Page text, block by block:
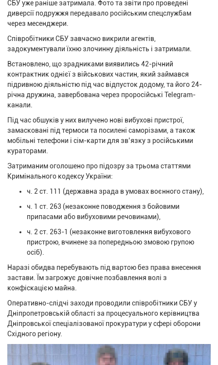
СБУ уже раніше затримала. Фото та звіти про проведені
диверсії подружжя передавало російським спецслужбам
через месенджери.
Співробітники СБУ завчасно викрили агентів,
задокументували їхню злочинну діяльність і затримали.
Встановлено, що зрадниками виявились 42-річний
контрактник однієї з військових частин, який займався
підривною діяльністю під час відпусток додому, та його 24-
річна дружина, завербована через проросійські Telegram-
канали.
Під час обшуків у них вилучено нові вибухові пристрої,
замасковані під термоси та посилені саморізами, а також
мобільні телефони і сім-карти для зв’язку з російськими
кураторами.
Затриманим оголошено про підозру за трьома статтями
Кримінального кодексу України:
ч. 2 ст. 111 (державна зрада в умовах воєнного стану),
ч. 1 ст. 263 (незаконне поводження з бойовими
припасами або вибуховими речовинами),
ч. 2 ст. 263-1 (незаконне виготовлення вибухового
пристрою, вчинене за попередньою змовою групою
осіб).
Наразі обидва перебувають під вартою без права внесення
застави. Їм загрожує довічне позбавлення волі з
конфіскацією майна.
Оперативно-слідчі заходи проводили співробітники СБУ у
Дніпропетровській області за процесуального керівництва
Дніпровської спеціалізованої прокуратури у сфері оборони
Східного регіону.